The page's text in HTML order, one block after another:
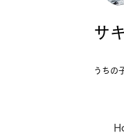
サ
うちの